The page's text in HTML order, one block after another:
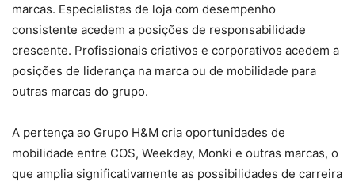
marcas. Especialistas de loja com desempenho
consistente acedem a posições de responsabilidade
crescente. Profissionais criativos e corporativos acedem a
posições de liderança na marca ou de mobilidade para
outras marcas do grupo.
A pertença ao Grupo H&M cria oportunidades de
mobilidade entre COS, Weekday, Monki e outras marcas, o
que amplia significativamente as possibilidades de carreira